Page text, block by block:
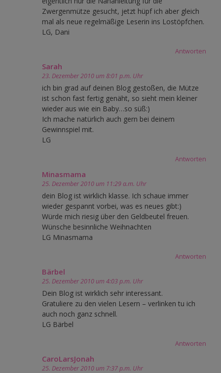
Zwergenmütze gesucht, jetzt hüpf ich aber gleich
mal als neue regelmäßige Leserin ins Lostöpfchen.
LG, Dani
Antworten
Sarah
23. Dezember 2010 um 8:01 p.m. Uhr
ich bin grad auf deinen Blog gestoßen, die Mütze
ist schon fast fertig genäht, so sieht mein kleiner
wieder aus wie ein Baby…so süß:)
Ich mache natürlich auch gern bei deinem
Gewinnspiel mit.
LG
Antworten
Minasmama
25. Dezember 2010 um 11:29 a.m. Uhr
dein Blog ist wirklich klasse. Ich schaue immer
wieder gespannt vorbei, was es neues gibt:)
Würde mich riesig über den Geldbeutel freuen.
Wünsche besinnliche Weihnachten
LG Minasmama
Antworten
Bärbel
25. Dezember 2010 um 4:03 p.m. Uhr
Dein Blog ist wirklich sehr interessant.
Gratuliere zu den vielen Lesern – verlinken tu ich
auch noch ganz schnell.
LG Bärbel
Antworten
CaroLarsJonah
25. Dezember 2010 um 7:37 p.m. Uhr